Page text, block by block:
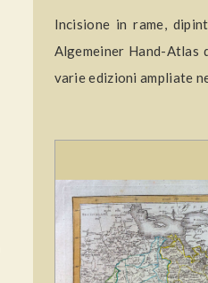
Incisione in rame,
Algemeiner Hand-Atlas
varie edizioni ampliate